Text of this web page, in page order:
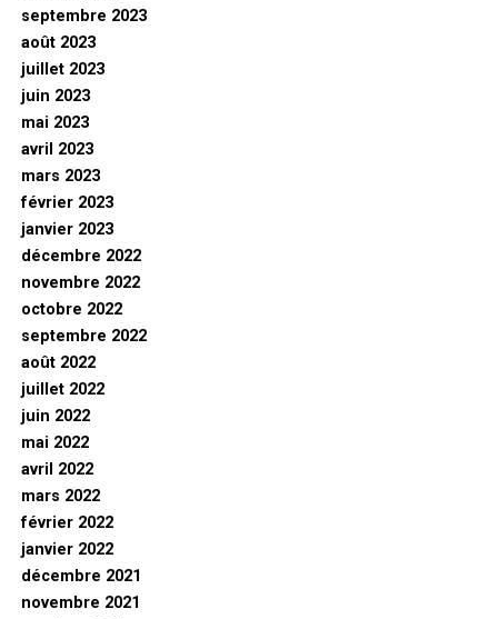
septembre 2023
août 2023
juillet 2023
juin 2023
mai 2023
avril 2023
mars 2023
février 2023
janvier 2023
décembre 2022
novembre 2022
octobre 2022
septembre 2022
août 2022
juillet 2022
juin 2022
mai 2022
avril 2022
mars 2022
février 2022
janvier 2022
décembre 2021
novembre 2021